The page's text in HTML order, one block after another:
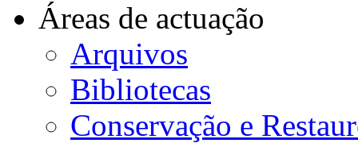
Áreas de actuação
Arquivos
Bibliotecas
Conservação e